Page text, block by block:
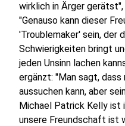
wirklich in Ärger
"Genauso kann dieser
'Troublemaker' sein, der
Schwierigkeiten bringt
jeden Unsinn lachen
ergänzt: "Man sagt, dass
aussuchen kann, aber
Michael Patrick Kelly ist
unsere Freundschaft ist